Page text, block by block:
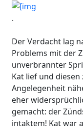
.
Der Verdacht lag
Problems mit der
unverbrannter
Kat lief und
Angelegenheit
eher
gemacht: der
intaktem! Kat war